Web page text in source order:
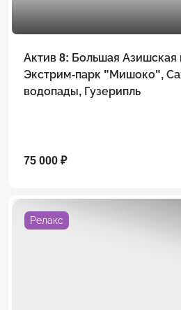
Актив 8: Большая Азишская пещера, сплав,
Экстрим-парк "Мишоко",
водопады, Гузерипль
75 000 ₽
Релакс